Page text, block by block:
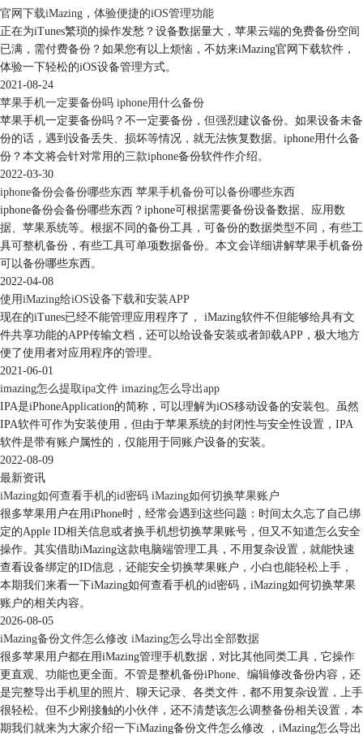
二、iMazing自动化备份设置
iMazing是由DigiDNA公司开发的一款专业iOS设备管理软件，能够轻松处
理照片、视频、通讯录、备忘录等数据。接下来，一起深入了解下利用
iMazing实现自动化备份的操作方法：
1、打开已安装好的iMazing软件，软件会自动检测连接到电脑的iOS设
备。在软件主界面，我们可以看到已连接设备的相关信息，在 iMazing
中，点击面板上的【备份】选项，进入备份设置界面。
图4：备份
2、在这个窗口，可以看到关于备份的设置选项，比如备份位置、备份加
密、备份快照、自动备份等。如果希望定期自动保存设备数据，可以启用
能进一步设置具体的备份时间，比如每天晚上12点，在我们不使用设备的
时间段自动进行备份。
图5：启用自动备份
3、点击【备份位置】选项，指定备份数据在电脑上的存储路径。可以选
择默认路径（比如C盘），也可以根据电脑磁盘空间情况，选择外接硬盘
存放备份数据。完成上述所有设置后，点击【备份】按钮，开始进行备
份。
以上就是iMazing免费版VS付费版详解，iMazing自动化备份设置的全部内
容。iMazing付费版可以解锁更多高级功能，支持恢复备份、安装iOS系
统、监督设备使用情况等，大家若是经常需要管理设备数据，不妨升级至
iMazing付费版进行体验。
官网下载iMazing，体验便捷的iOS管理功能
正在为iTunes繁琐的操作发愁？设备数据量大，苹果云端的免费备份空间
已满，需付费备份？如果您有以上烦恼，不妨来iMazing官网下载软件，
体验一下轻松的iOS设备管理方式。
2021-08-24
苹果手机一定要备份吗 iphone用什么备份
苹果手机一定要备份吗？不一定要备份，但强烈建议备份。如果设备未备
份的话，遇到设备丢失、损坏等情况，就无法恢复数据。iphone用什么备
份？本文将会针对常用的三款iphone备份软件作介绍。
2022-03-30
iphone备份会备份哪些东西 苹果手机备份可以备份哪些东西
iphone备份会备份哪些东西？iphone可根据需要备份设备数据、应用数
据、苹果系统等。根据不同的备份工具，可备份的数据类型不同，有些工
具可整机备份，有些工具可单项数据备份。本文会详细讲解苹果手机备份
可以备份哪些东西。
2022-04-08
使用iMazing给iOS设备下载和安装APP
现在的iTunes已经不能管理应用程序了， iMazing软件不但能够给具有文
件共享功能的APP传输文档，还可以给设备安装或者卸载APP，极大地方
便了使用者对应用程序的管理。
2021-06-01
imazing怎么提取ipa文件 imazing怎么导出app
IPA是iPhoneApplication的简称，可以理解为iOS移动设备的安装包。虽然
IPA软件可作为安装使用，但由于苹果系统的封闭性与安全性设置，IPA
软件是带有账户属性的，仅能用于同账户设备的安装。
2022-08-09
最新资讯
iMazing如何查看手机的id密码 iMazing如何切换苹果账户
很多苹果用户在用iPhone时，经常会遇到这些问题：时间太久忘了自己绑
定的Apple ID相关信息或者换手机想切换苹果账号，但又不知道怎么安全
操作。其实借助iMazing这款电脑端管理工具，不用复杂设置，就能快速
查看设备绑定的ID信息，还能安全切换苹果账户，小白也能轻松上手，
本期我们来看一下iMazing如何查看手机的id密码，iMazing如何切换苹果
账户的相关内容。
2026-08-05
iMazing备份文件怎么修改 iMazing怎么导出全部数据
很多苹果用户都在用iMazing管理手机数据，对比其他同类工具，它操作
更直观、功能也更全面。不管是整机备份iPhone、编辑修改备份内容，还
是完整导出手机里的照片、聊天记录、各类文件，都不用复杂设置，上手
很轻松。但不少刚接触的小伙伴，还不清楚该怎么调整备份相关设置，本
期我们就来为大家介绍一下iMazing备份文件怎么修改 ，iMazing怎么导出